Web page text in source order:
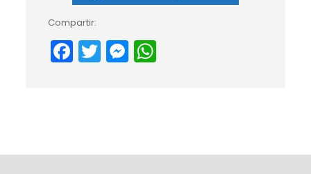
Compartir:
Facebook
TwitterMessenger
WhatsApp